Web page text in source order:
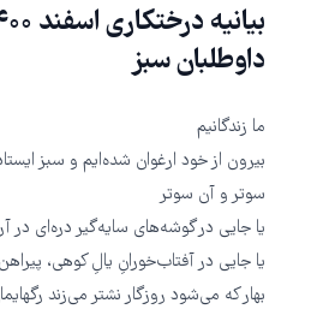
داوطلبان سبز
ما زندگانیم
بیرون از خود ارغوان شده‌ایم و سبز
سوتر و آن سو‌تر
یا جایی در گوشه‌های سایه‌گیر دره‌ای در
یا جایی در آفتاب‌خورانِ یالِ کوهی،
بهار که می‌شود روزگار نشتر می‌زند